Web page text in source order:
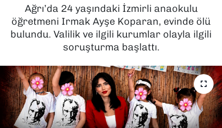
Ağrı’da 24 yaşındaki İzmirli anaokulu
öğretmeni Irmak Ayşe Koparan, evinde ölü
bulundu. Valilik ve ilgili kurumlar olayla ilgili
soruşturma başlattı.
MAGAZİN
POLİTİKA
SAĞLIK
SPOR
TEKNOLOJİ
Haber Arşivi